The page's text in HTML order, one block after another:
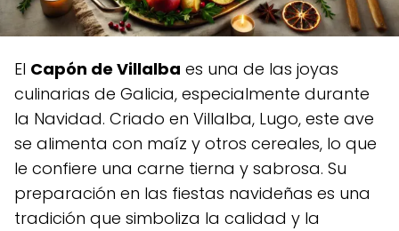
El Capón de Villalba es una de las joyas
culinarias de Galicia, especialmente durante
la Navidad. Criado en Villalba, Lugo, este ave
se alimenta con maíz y otros cereales, lo que
le confiere una carne tierna y sabrosa. Su
preparación en las fiestas navideñas es una
tradición que simboliza la calidad y la